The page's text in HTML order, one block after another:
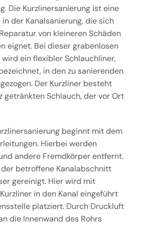
Die Kurzlinersanierung ist eine
der Kanalsanierung, die sich
von kleineren Schäden
eignet. Bei dieser grabenlosen
ein flexibler Schlauchliner,
in den zu sanierenden
Der Kurzliner besteht
getränkten Schlauch, der vor Ort
beginnt mit dem
Hierbei werden
andere Fremdkörper entfernt.
betroffene Kanalabschnitt
gereinigt. Hier wird mit
in den Kanal eingeführt
platziert. Durch Druckluft
die Innenwand des Rohrs